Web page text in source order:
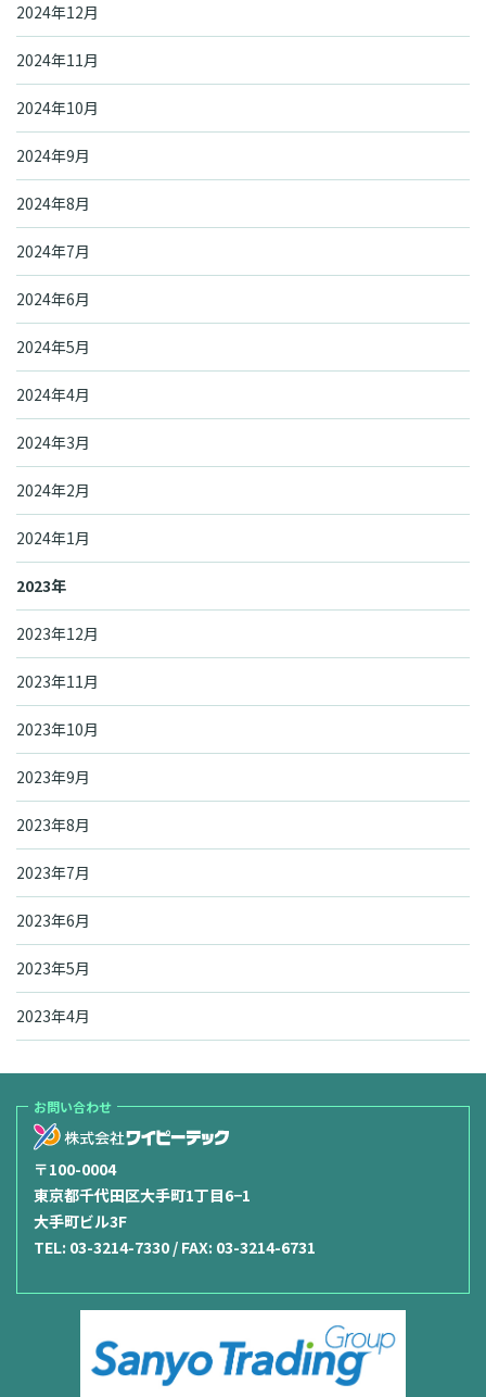
2024年12月
2024年11月
2024年10月
2024年9月
2024年8月
2024年7月
2024年6月
2024年5月
2024年4月
2024年3月
2024年2月
2024年1月
2023年
2023年12月
2023年11月
2023年10月
2023年9月
2023年8月
2023年7月
2023年6月
2023年5月
2023年4月
お問い合わせ
〒100-0004
東京都千代田区大手町1丁目6−1
大手町ビル3F
TEL: 03-3214-7330 / FAX: 03-3214-6731